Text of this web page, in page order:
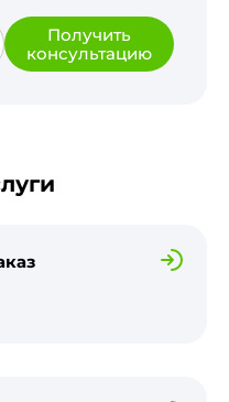
Получить
консультацию